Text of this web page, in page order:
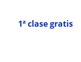
1ª clase gratis